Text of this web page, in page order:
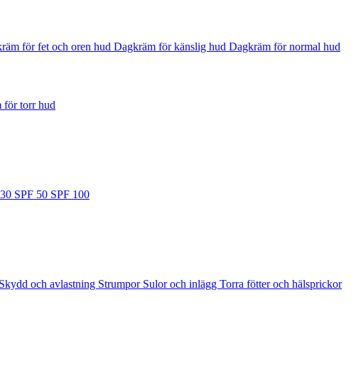
för fet och oren hud Dagkräm för känslig hud Dagkräm för normal hud
för torr hud
SPF 50 SPF 100
Skydd och avlastning Strumpor Sulor och inlägg Torra fötter och hälsprickor